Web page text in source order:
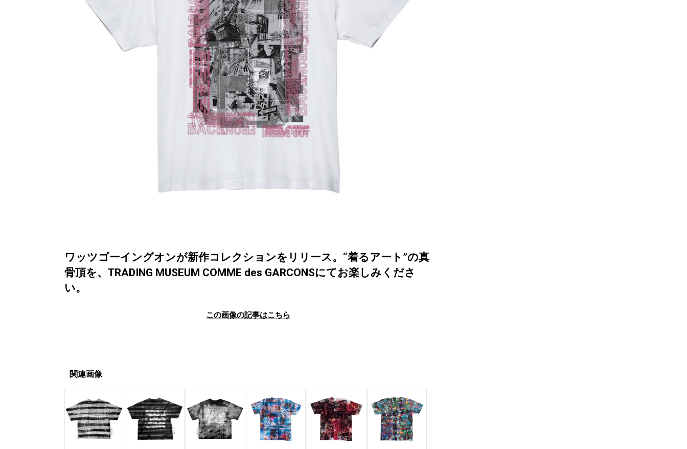
ワッツゴーイングオンが新作コレクションをリリース。“着るアート”の真
骨頂を、TRADING MUSEUM COMME des GARCONSにてお楽しみくださ
い。
この画像の記事はこちら
関連画像